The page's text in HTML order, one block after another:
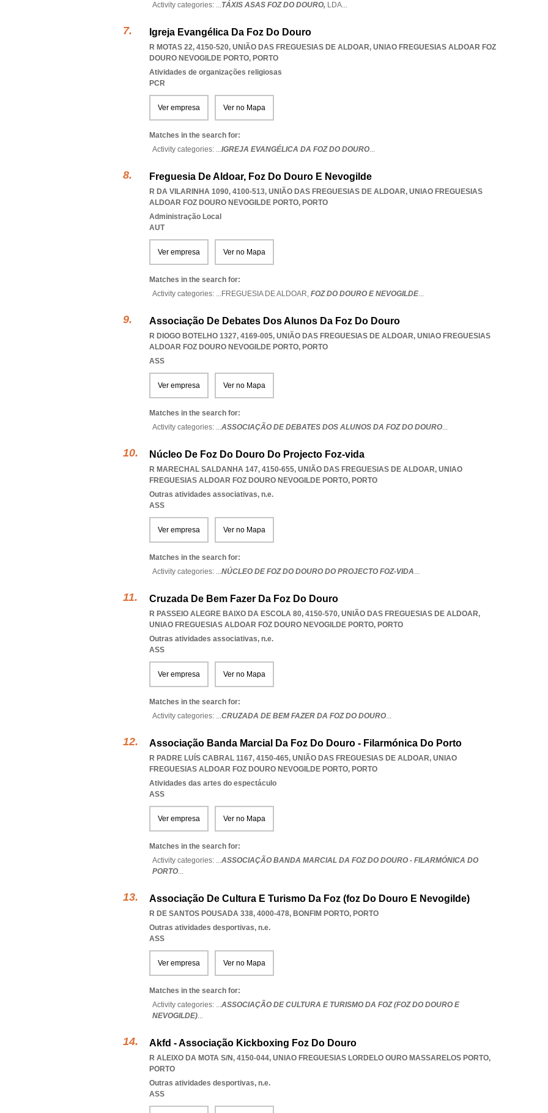
Activity categories: ...TÁXIS ASAS FOZ DO DOURO, LDA...
Igreja Evangélica Da Foz Do Douro
R MOTAS 22, 4150-520, UNIÃO DAS FREGUESIAS DE ALDOAR, UNIAO FREGUESIAS ALDOAR FOZ
DOURO NEVOGILDE PORTO, PORTO
Atividades de organizações religiosas
PCR
Ver empresa Ver no Mapa
Matches in the search for:
Activity categories: ...IGREJA EVANGÉLICA DA FOZ DO DOURO...
Freguesia De Aldoar, Foz Do Douro E Nevogilde
R DA VILARINHA 1090, 4100-513, UNIÃO DAS FREGUESIAS DE ALDOAR, UNIAO FREGUESIAS
ALDOAR FOZ DOURO NEVOGILDE PORTO, PORTO
Administração Local
AUT
Ver empresa Ver no Mapa
Matches in the search for:
Activity categories: ...FREGUESIA DE ALDOAR, FOZ DO DOURO E NEVOGILDE...
Associação De Debates Dos Alunos Da Foz Do Douro
R DIOGO BOTELHO 1327, 4169-005, UNIÃO DAS FREGUESIAS DE ALDOAR, UNIAO FREGUESIAS
ALDOAR FOZ DOURO NEVOGILDE PORTO, PORTO
ASS
Ver empresa Ver no Mapa
Matches in the search for:
Activity categories: ...ASSOCIAÇÃO DE DEBATES DOS ALUNOS DA FOZ DO DOURO...
Núcleo De Foz Do Douro Do Projecto Foz-vida
R MARECHAL SALDANHA 147, 4150-655, UNIÃO DAS FREGUESIAS DE ALDOAR, UNIAO
FREGUESIAS ALDOAR FOZ DOURO NEVOGILDE PORTO, PORTO
Outras atividades associativas, n.e.
ASS
Ver empresa Ver no Mapa
Matches in the search for:
Activity categories: ...NÚCLEO DE FOZ DO DOURO DO PROJECTO FOZ-VIDA...
Cruzada De Bem Fazer Da Foz Do Douro
R PASSEIO ALEGRE BAIXO DA ESCOLA 80, 4150-570, UNIÃO DAS FREGUESIAS DE ALDOAR,
UNIAO FREGUESIAS ALDOAR FOZ DOURO NEVOGILDE PORTO, PORTO
Outras atividades associativas, n.e.
ASS
Ver empresa Ver no Mapa
Matches in the search for:
Activity categories: ...CRUZADA DE BEM FAZER DA FOZ DO DOURO...
Associação Banda Marcial Da Foz Do Douro - Filarmónica Do Porto
R PADRE LUÍS CABRAL 1167, 4150-465, UNIÃO DAS FREGUESIAS DE ALDOAR, UNIAO
FREGUESIAS ALDOAR FOZ DOURO NEVOGILDE PORTO, PORTO
Atividades das artes do espectáculo
ASS
Ver empresa Ver no Mapa
Matches in the search for:
Activity categories: ...ASSOCIAÇÃO BANDA MARCIAL DA FOZ DO DOURO - FILARMÓNICA DO
PORTO...
Associação De Cultura E Turismo Da Foz (foz Do Douro E Nevogilde)
R DE SANTOS POUSADA 338, 4000-478, BONFIM PORTO, PORTO
Outras atividades desportivas, n.e.
ASS
Ver empresa Ver no Mapa
Matches in the search for:
Activity categories: ...ASSOCIAÇÃO DE CULTURA E TURISMO DA FOZ (FOZ DO DOURO E
NEVOGILDE)...
Akfd - Associação Kickboxing Foz Do Douro
R ALEIXO DA MOTA S/N, 4150-044, UNIAO FREGUESIAS LORDELO OURO MASSARELOS PORTO,
PORTO
Outras atividades desportivas, n.e.
ASS